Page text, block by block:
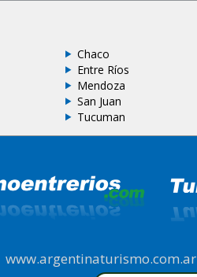
Chaco
Entre Ríos
Mendoza
San Juan
Tucuman
|www.argentinaturismo.com.ar